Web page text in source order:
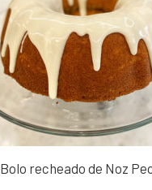
Bolo recheado de Noz